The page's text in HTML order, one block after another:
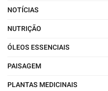
NOTÍCIAS
NUTRIÇÃO
ÓLEOS ESSENCIAIS
PAISAGEM
PLANTAS MEDICINAIS